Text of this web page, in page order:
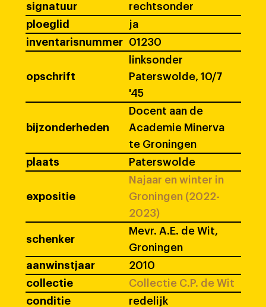
signatuur
rechtsonder
ploeglid
ja
inventarisnummer
01230
opschrift
linksonder
Paterswolde, 10/7
'45
bijzonderheden
Docent aan de
Academie Minerva
te Groningen
plaats
Paterswolde
expositie
Najaar en winter in
Groningen (2022-
2023)
schenker
Mevr. A.E. de Wit,
Groningen
aanwinstjaar
2010
collectie
Collectie C.P. de Wit
conditie
redelijk